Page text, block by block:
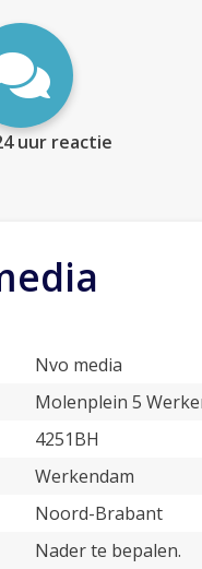
uur reactie
Nvo media
Molenplein 5
4251BH
Werkendam
Noord-Brabant
Nader te bepalen.